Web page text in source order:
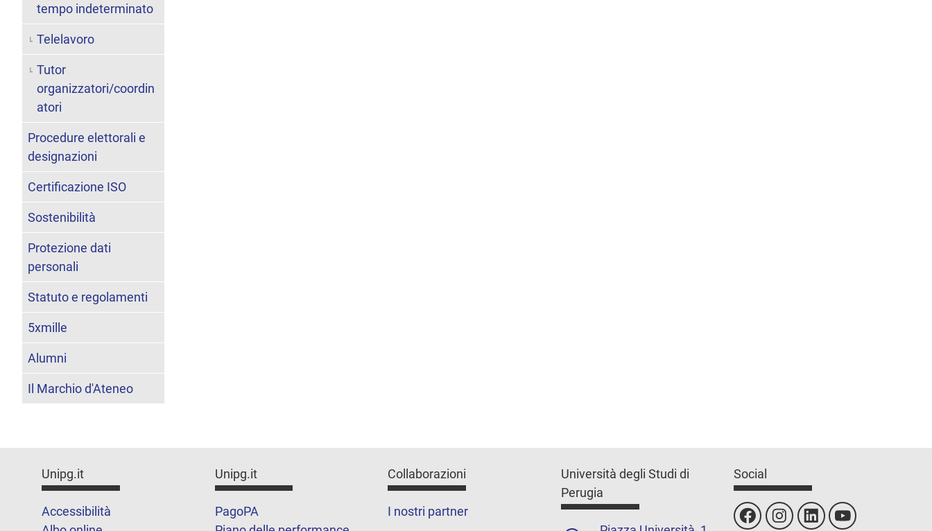
tempo indeterminato
Telelavoro
Tutor
organizzatori/coordin
atori
Procedure elettorali e
designazioni
Certificazione ISO
Sostenibilità
Protezione dati
personali
Statuto e regolamenti
5xmille
Alumni
Il Marchio d'Ateneo
Unipg.it
Accessibilità
Unipg.it
PagoPA
Collaborazioni
I nostri partner
Università degli Studi di
Perugia
Social